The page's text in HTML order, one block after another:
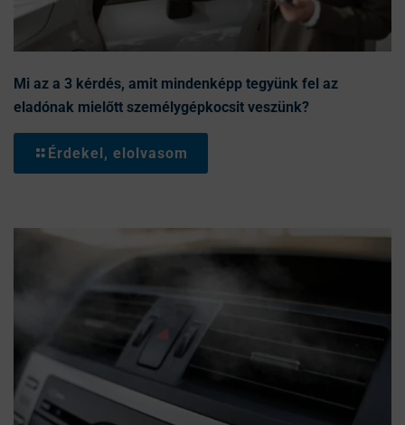
Mi az a 3 kérdés, amit mindenképp tegyünk fel az
eladónak mielőtt személygépkocsit veszünk?
Érdekel, elolvasom